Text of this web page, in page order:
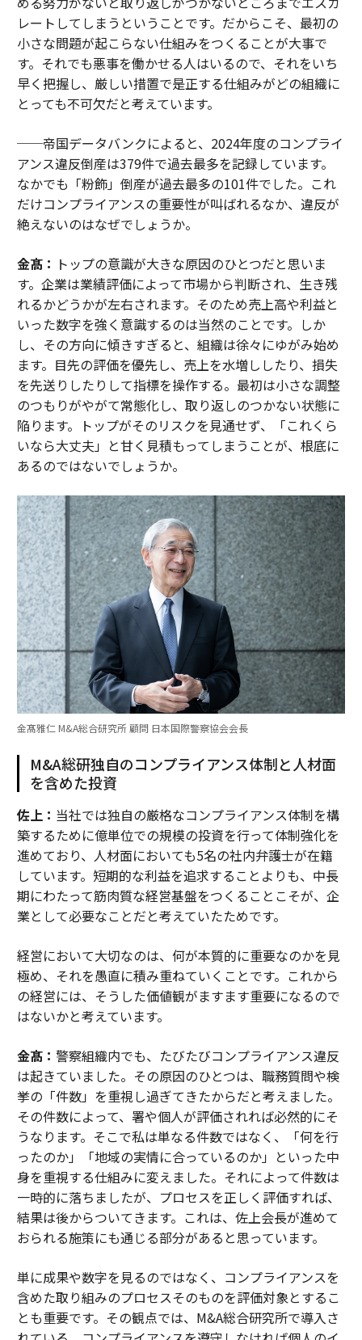
レートしてしまうということです。だからこそ、最初の
小さな問題が起こらない仕組みをつくることが大事で
す。それでも悪事を働かせる人はいるので、それをいち
早く把握し、厳しい措置で是正する仕組みがどの組織に
とっても不可欠だと考えています。
──帝国データバンクによると、2024年度のコンプライ
アンス違反倒産は379件で過去最多を記録しています。
なかでも「粉飾」倒産が過去最多の101件でした。これ
だけコンプライアンスの重要性が叫ばれるなか、違反が
絶えないのはなぜでしょうか。
金髙： トップの意識が大きな原因のひとつだと思いま
す。企業は業績評価によって市場から判断され、生き残
れるかどうかが左右されます。そのため売上高や利益と
いった数字を強く意識するのは当然のことです。しか
し、その方向に傾きすぎると、組織は徐々にゆがみ始め
ます。目先の評価を優先し、売上を水増ししたり、損失
を先送りしたりして指標を操作する。最初は小さな調整
のつもりがやがて常態化し、取り返しのつかない状態に
陥ります。トップがそのリスクを見通せず、「これくら
いなら大丈夫」と甘く見積もってしまうことが、根底に
あるのではないでしょうか。
金髙雅仁 M&A総合研究所 顧問 日本国際警察協会会長
M&A総研独自のコンプライアンス体制と人材面
を含めた投資
佐上： 当社では独自の厳格なコンプライアンス体制を構
築するために億単位での規模の投資を行って体制強化を
進めており、人材面においても5名の社内弁護士が在籍
しています。短期的な利益を追求することよりも、中長
期にわたって筋肉質な経営基盤をつくることこそが、企
業として必要なことだと考えていたためです。
経営において大切なのは、何が本質的に重要なのかを見
極め、それを愚直に積み重ねていくことです。これから
の経営には、そうした価値観がますます重要になるので
はないかと考えています。
金髙： 警察組織内でも、たびたびコンプライアンス違反
は起きていました。その原因のひとつは、職務質問や検
挙の「件数」を重視し過ぎてきたからだと考えました。
その件数によって、署や個人が評価されれば必然的にそ
うなります。そこで私は単なる件数ではなく、「何を行
ったのか」「地域の実情に合っているのか」といった中
身を重視する仕組みに変えました。それによって件数は
一時的に落ちましたが、プロセスを正しく評価すれば、
結果は後からついてきます。これは、佐上会長が進めて
おられる施策にも通じる部分があると思っています。
単に成果や数字を見るのではなく、コンプライアンスを
含めた取り組みのプロセスそのものを評価対象とするこ
とも重要です。その観点では、M&A総合研究所で導入さ